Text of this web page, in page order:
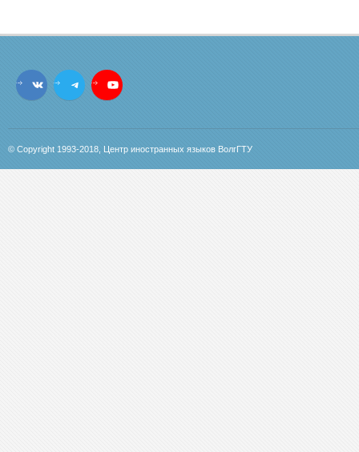
© Copyright 1993-2018, Центр иностранных языков ВолгГТУ